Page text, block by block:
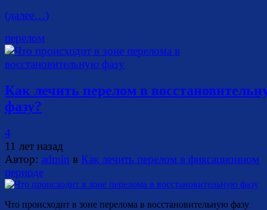
(далее…)
перелом
Как лечить перелом в
фазу?
4
11 лет назад
Автор: admin в Как лечить перелом в фиксационном
периоде
Что происходит в зоне перелома в восстановительную фазу